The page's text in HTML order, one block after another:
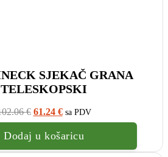
SJEKAČ GRANA
TELESKOPSKI
€ Izvorna
cijena
bila
102.06
61.24 €Trenutna
cijena
je:
€.
sa PDV
Dodaj u košaricu